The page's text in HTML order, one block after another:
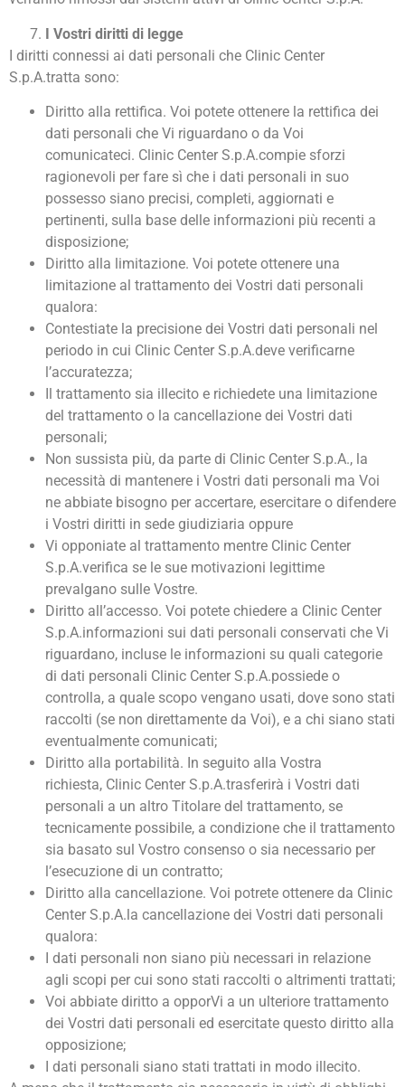
I Vostri diritti di legge
I diritti connessi ai dati personali che Clinic Center
S.p.A.tratta sono:
Diritto alla rettifica. Voi potete ottenere la rettifica dei
dati personali che Vi riguardano o da Voi
comunicateci. Clinic Center S.p.A.compie sforzi
ragionevoli per fare sì che i dati personali in suo
possesso siano precisi, completi, aggiornati e
pertinenti, sulla base delle informazioni più recenti a
disposizione;
Diritto alla limitazione. Voi potete ottenere una
limitazione al trattamento dei Vostri dati personali
qualora:
Contestiate la precisione dei Vostri dati personali nel
periodo in cui Clinic Center S.p.A.deve verificarne
l’accuratezza;
Il trattamento sia illecito e richiedete una limitazione
del trattamento o la cancellazione dei Vostri dati
personali;
Non sussista più, da parte di Clinic Center S.p.A., la
necessità di mantenere i Vostri dati personali ma Voi
ne abbiate bisogno per accertare, esercitare o difendere
i Vostri diritti in sede giudiziaria oppure
Vi opponiate al trattamento mentre Clinic Center
S.p.A.verifica se le sue motivazioni legittime
prevalgano sulle Vostre.
Diritto all’accesso. Voi potete chiedere a Clinic Center
S.p.A.informazioni sui dati personali conservati che Vi
riguardano, incluse le informazioni su quali categorie
di dati personali Clinic Center S.p.A.possiede o
controlla, a quale scopo vengano usati, dove sono stati
raccolti (se non direttamente da Voi), e a chi siano stati
eventualmente comunicati;
Diritto alla portabilità. In seguito alla Vostra
richiesta, Clinic Center S.p.A.trasferirà i Vostri dati
personali a un altro Titolare del trattamento, se
tecnicamente possibile, a condizione che il trattamento
sia basato sul Vostro consenso o sia necessario per
l’esecuzione di un contratto;
Diritto alla cancellazione. Voi potrete ottenere da Clinic
Center S.p.A.la cancellazione dei Vostri dati personali
qualora:
I dati personali non siano più necessari in relazione
agli scopi per cui sono stati raccolti o altrimenti trattati;
Voi abbiate diritto a opporVi a un ulteriore trattamento
dei Vostri dati personali ed esercitate questo diritto alla
opposizione;
I dati personali siano stati trattati in modo illecito.